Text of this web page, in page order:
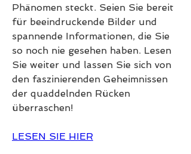
Phänomen steckt. Seien Sie bereit
für beeindruckende Bilder und
spannende Informationen, die Sie
so noch nie gesehen haben. Lesen
Sie weiter und lassen Sie sich von
den faszinierenden Geheimnissen
der quaddelnden Rücken
überraschen!
LESEN SIE HIER